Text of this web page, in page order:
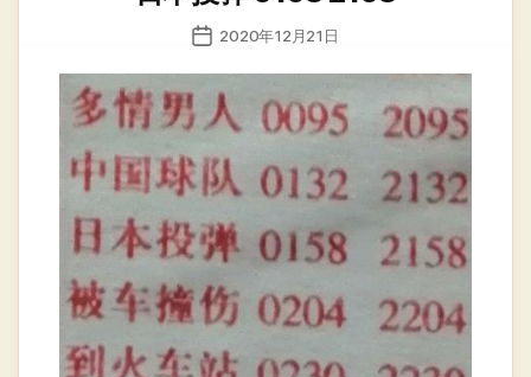
发
日
2020年12月21日